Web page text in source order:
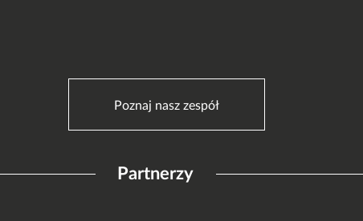
Poznaj nasz zespół
Partnerzy